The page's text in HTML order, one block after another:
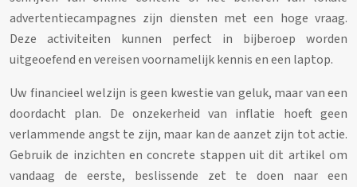
advertentiecampagnes zijn diensten met een hoge vraag.
Deze activiteiten kunnen perfect in bijberoep worden
uitgeoefend en vereisen voornamelijk kennis en een laptop.
Uw financieel welzijn is geen kwestie van geluk, maar van een
doordacht plan. De onzekerheid van inflatie hoeft geen
verlammende angst te zijn, maar kan de aanzet zijn tot actie.
Gebruik de inzichten en concrete stappen uit dit artikel om
vandaag de eerste, beslissende zet te doen naar een